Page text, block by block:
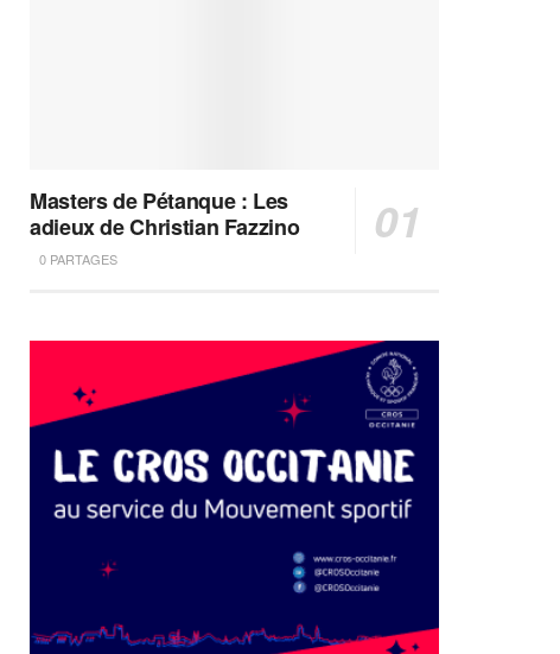
Masters de Pétanque : Les
adieux de Christian Fazzino
0 PARTAGES